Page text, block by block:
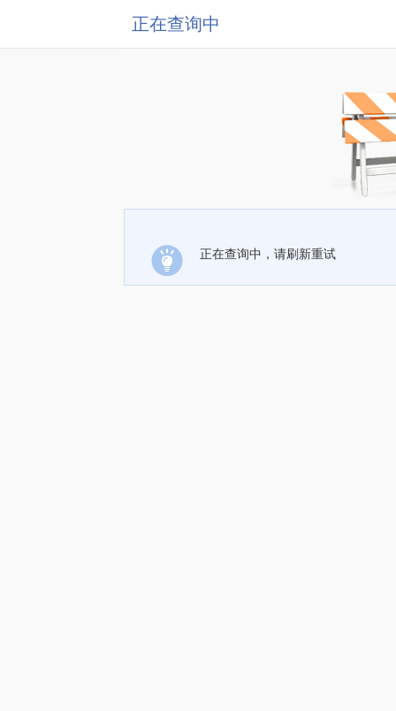
正在查询中
正在查询中，请刷新重试